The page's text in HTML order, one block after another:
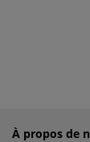
À propos de